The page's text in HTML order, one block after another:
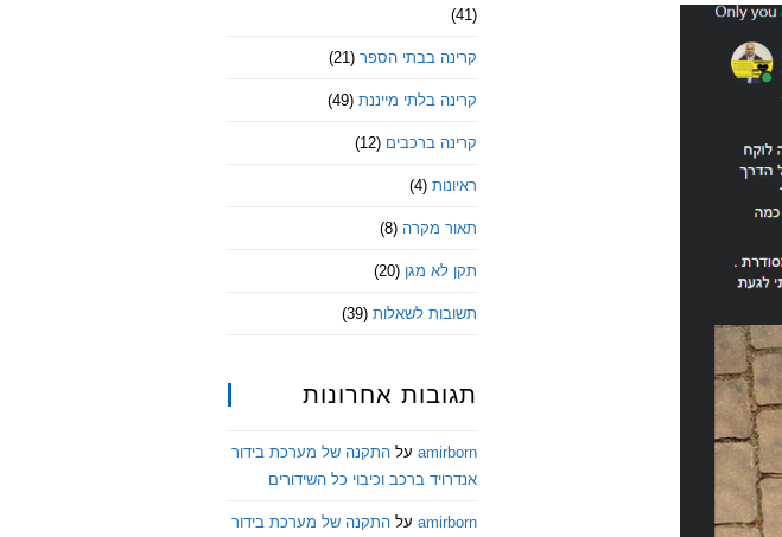
(41)
קרינה בבתי הספר (21)
קרינה בלתי מייננת (49)
קרינה ברכבים (12)
ראיונות (4)
תאור מקרה (8)
תקן לא מגן (20)
תשובות לשאלות (39)
תגובות אחרונות
amirborn על התקנה של מערכת בידור
אנדרויד ברכב וכיבוי כל השידורים
amirborn על התקנה של מערכת בידור